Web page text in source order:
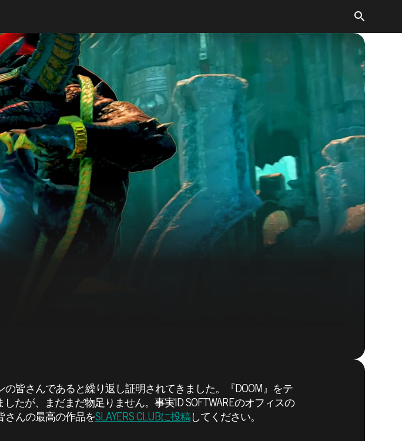
DOOM® Eternal
皆さんであると繰り返し証明されてきました。『DOOM』をテ
たが、まだまだ物足りません。事実ID SOFTWAREのオフィスの
さんの最高の作品をSLAYERS CLUBに投稿 してください。